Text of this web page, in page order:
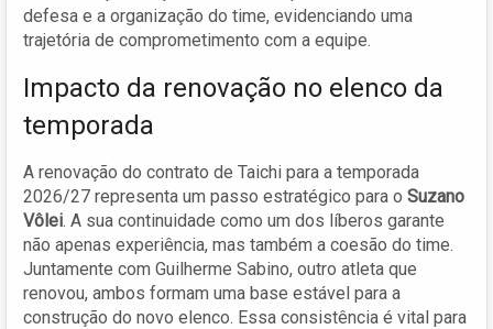
defesa e a organização do time, evidenciando uma
trajetória de comprometimento com a equipe.
Impacto da renovação no elenco da
temporada
A renovação do contrato de Taichi para a temporada
2026/27 representa um passo estratégico para o Suzano
Vôlei. A sua continuidade como um dos líberos garante
não apenas experiência, mas também a coesão do time.
Juntamente com Guilherme Sabino, outro atleta que
renovou, ambos formam uma base estável para a
construção do novo elenco. Essa consistência é vital para